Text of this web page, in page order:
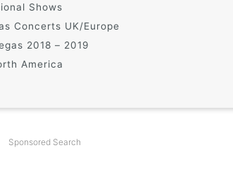
Shows
Concerts UK/Europe
2018 – 2019
America
Sponsored Search